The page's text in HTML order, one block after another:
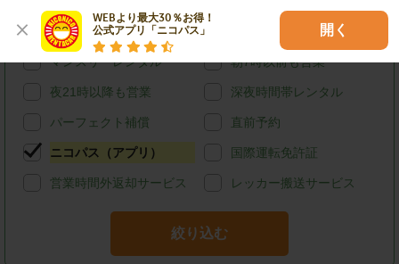
WEBより最大30％お得！
公式アプリ「ニコパス」
開く
宅配レンタカー ウィークリーレンタル
マンスリーレンタル 朝7時以前も営業
夜21時以降も営業 深夜時間帯レンタル
パーフェクト補償 直前予約
ニコパス（アプリ） 国際運転免許証
営業時間外返却サービス レッカー搬送サービス
絞り込む